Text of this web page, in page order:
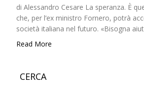
di Alessandro Cesare La speranza. È
che, per l’ex ministro Fornero, potrà
società italiana nel futuro. «Bisogna
Read More
CERCA